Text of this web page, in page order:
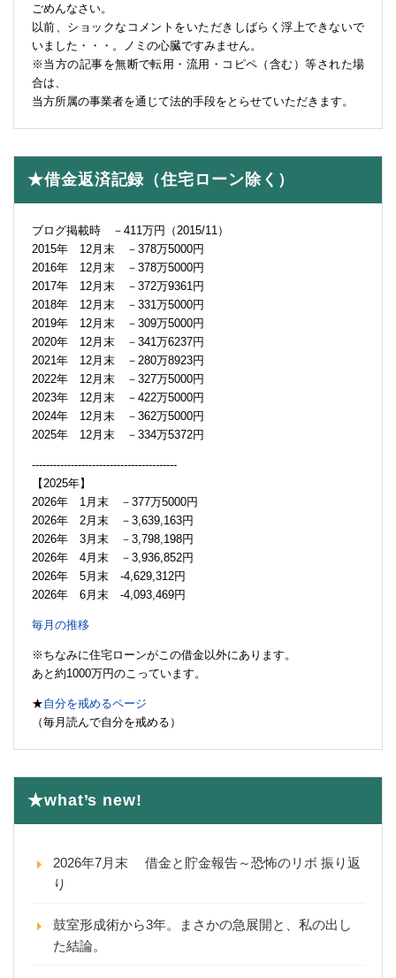
ごめんなさい。
以前、ショックなコメントをいただきしばらく浮上できないで
いました・・・。ノミの心臓ですみません。
※当方の記事を無断で転用・流用・コピペ（含む）等された場
合は、
当方所属の事業者を通じて法的手段をとらせていただきます。
★借金返済記録（住宅ローン除く）
ブログ掲載時 －411万円（2015/11）
2015年 12月末 －378万5000円
2016年 12月末 －378万5000円
2017年 12月末 －372万9361円
2018年 12月末 －331万5000円
2019年 12月末 －309万5000円
2020年 12月末 －341万6237円
2021年 12月末 －280万8923円
2022年 12月末 －327万5000円
2023年 12月末 －422万5000円
2024年 12月末 －362万5000円
2025年 12月末 －334万5372円
-----------------------------------------
【2025年】
2026年 1月末 －377万5000円
2026年 2月末 －3,639,163円
2026年 3月末 －3,798,198円
2026年 4月末 －3,936,852円
2026年 5月末 -4,629,312円
2026年 6月末 -4,093,469円
毎月の推移
※ちなみに住宅ローンがこの借金以外にあります。
あと約1000万円のこっています。
★自分を戒めるページ
（毎月読んで自分を戒める）
★what’s new!
2026年7月末 借金と貯金報告～恐怖のリボ 振り返
り
鼓室形成術から3年。まさかの急展開と、私の出し
た結論。